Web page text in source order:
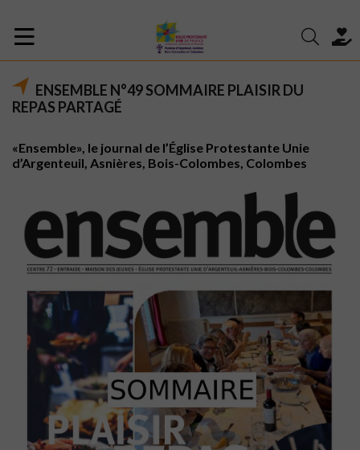
ENSEMBLE N°49 SOMMAIRE PLAISIR DU
REPAS PARTAGÉ
«Ensemble», le journal de l’Église Protestante Unie
d’Argenteuil, Asnières, Bois-Colombes, Colombes